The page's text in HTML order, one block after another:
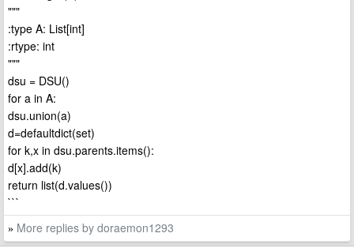
"""
:type A: List[int]
:rtype: int
"""
dsu = DSU()
for a in A:
dsu.union(a)
d=defaultdict(set)
for k,x in dsu.parents.items():
d[x].add(k)
return list(d.values())
```
» More replies by doraemon1293